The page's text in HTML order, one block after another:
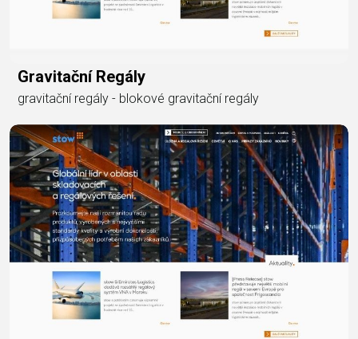
Gravitační Regály
gravitační regály - blokové gravitační regály